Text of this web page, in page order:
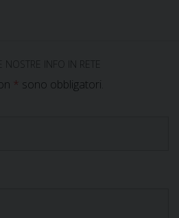
NOSTRE INFO IN RETE
* sono obbligatori.